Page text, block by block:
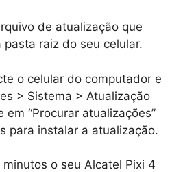
de atualização que
raiz do seu celular.
o celular do computador e
> Sistema > Atualização
“Procurar atualizações”
para instalar a atualização.
minutos o seu Alcatel Pixi 4